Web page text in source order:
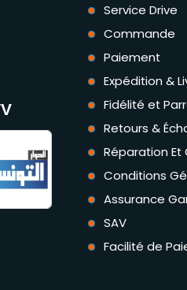
Service Drive
Commande
Paiement
Expédition &
Fidélité et
Retours &
Réparation Et
Conditions
Assurance
SAV
Facilité de